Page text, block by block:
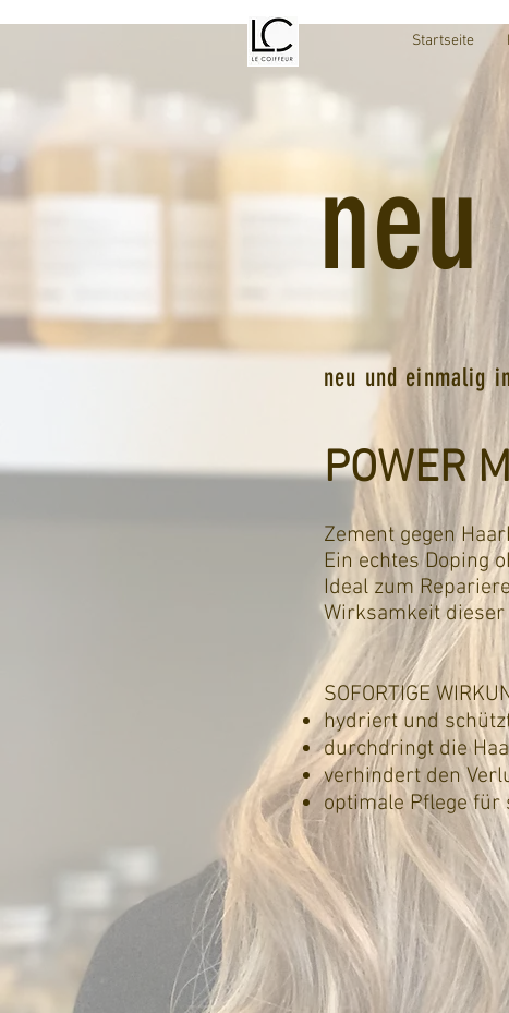
Startseite
neu und einmalig
POWER
Zement gegen
Ein echtes Doping
Ideal zum
Wirksamkeit dieser
SOFORTIGE
hydriert und
durchdringt die
verhindert den
optimale Pflege